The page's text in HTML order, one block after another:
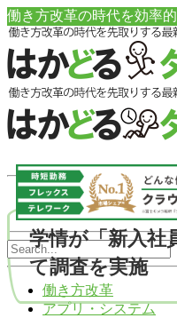
働き方改革の時代を効率
働き方改革
アプリ・システム
学情が「新入社
て調査を実施